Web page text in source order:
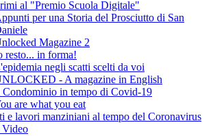
al "Premio Scuola Digitale"
per una Storia del Prosciutto di San
Magazine 2
resto... in forma!
negli scatti scelti da voi
- A magazine in English
in tempo di Covid-19
are what you eat
e lavori manziniani al tempo del Coronavirus